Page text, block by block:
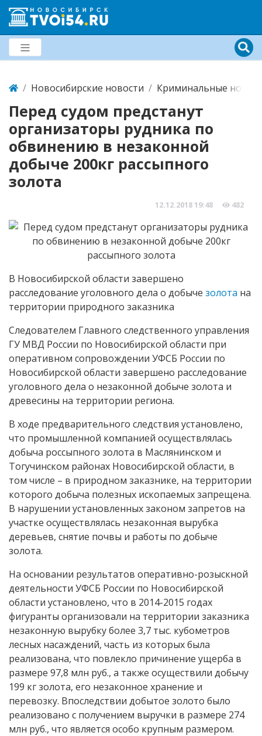
Новосибирские новости Криминальные
Перед судом предстанут
организаторы рудника по
обвинению в незаконной
добыче 200кг рассыпного
золота
12.12.2018 19:48 482
В Новосибирской области завершено
расследование уголовного дела о добыче золота на
территории природного заказника
Следователем Главного следственного управления
ГУ МВД России по Новосибирской области при
оперативном сопровождении УФСБ России по
Новосибирской области завершено расследование
уголовного дела о незаконной добыче золота и
древесины на территории региона.
В ходе предварительного следствия установлено,
что промышленной компанией осуществлялась
добыча россыпного золота в Маслянинском и
Тогучинском районах Новосибирской области, в
том числе – в природном заказнике, на территории
которого добыча полезных ископаемых запрещена.
В нарушении установленных законом запретов на
участке осуществлялась незаконная вырубка
деревьев, снятие почвы и работы по добыче
золота.
На основании результатов оперативно-розыскной
деятельности УФСБ России по Новосибирской
области установлено, что в 2014-2015 годах
фигуранты организовали на территории заказника
незаконную вырубку более 3,7 тыс. кубометров
лесных насаждений, часть из которых была
реализована, что повлекло причинение ущерба в
размере 97,8 млн руб., а также осуществили добычу
199 кг золота, его незаконное хранение и
перевозку. Впоследствии добытое золото было
реализовано с получением выручки в размере 274
млн руб., что является особо крупным размером.